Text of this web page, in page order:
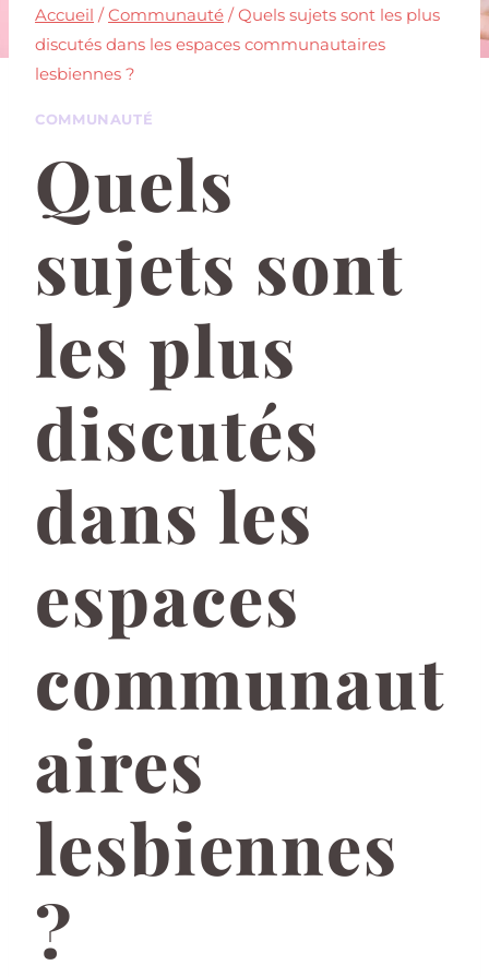
Accueil / Communauté / Quels sujets sont les plus
discutés dans les espaces communautaires
lesbiennes ?
COMMUNAUTÉ
Quels
sujets sont
les plus
discutés
dans les
espaces
communaut
aires
lesbiennes
?